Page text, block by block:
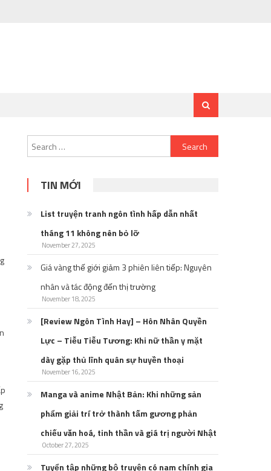
Search
for:
TIN MỚI
List truyện tranh ngôn tình hấp dẫn nhất
tháng 11 không nên bỏ lỡ
November 27, 2025
Giá vàng thế giới giảm 3 phiên liên tiếp: Nguyên
nhân và tác động đến thị trường
November 18, 2025
[Review Ngôn Tình Hay] – Hôn Nhân Quyền
Lực – Tiễu Tiễu Tương: Khi nữ thần y mặt
dày gặp thủ lĩnh quân sự huyền thoại
November 16, 2025
Manga và anime Nhật Bản: Khi những sản
phẩm giải trí trở thành tấm gương phản
chiếu văn hoá, tinh thần và giá trị người Nhật
October 27, 2025
Tuyển tập những bộ truyện có nam chính gia